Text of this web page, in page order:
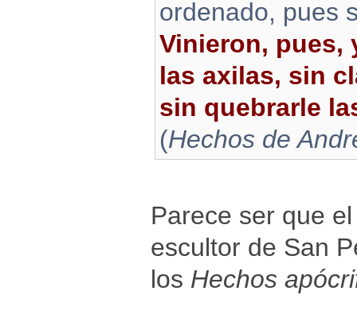
ordenado, pues
Vinieron, pues,
las axilas, sin
sin quebrarle
(Hechos de
Parece ser que
escultor de San
los Hechos